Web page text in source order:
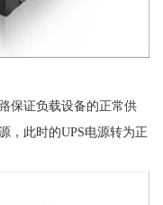
保证负载设备的正常供
，此时的UPS电源转为正